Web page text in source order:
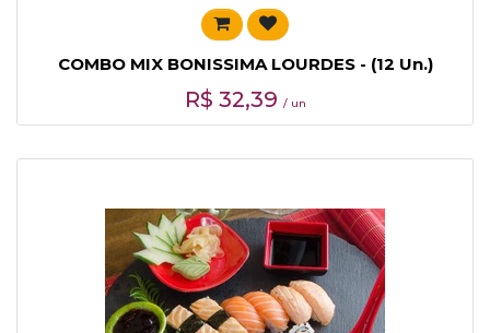
COMBO MIX BONISSIMA LOURDES - (12 Un.)
R$ 32,39 / un